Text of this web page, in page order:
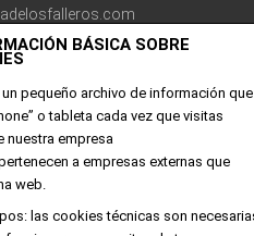
6
BÁSICA SOBRE
pequeño archivo de información que
o tableta cada vez que visitas
nuestra empresa
a empresas externas que
web.
las cookies técnicas son